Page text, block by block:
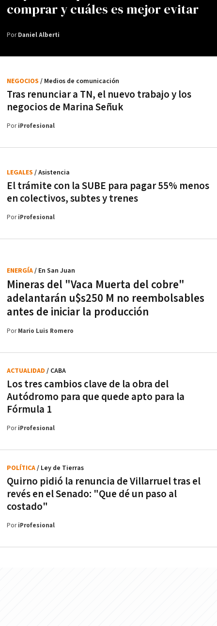
comprar y cuáles es mejor evitar
PorDaniel Alberti
Tras renunciar a TN, el nuevo trabajo y los
negocios de Marina Señuk
NEGOCIOS / Medios de comunicación
PoriProfesional
El trámite con la SUBE para pagar 55% menos
en colectivos, subtes y trenes
LEGALES / Asistencia
PoriProfesional
Mineras del "Vaca Muerta del cobre"
adelantarán u$s250 M no reembolsables
antes de iniciar la producción
ENERGÍA/ En San Juan
PorMario Luis Romero
Los tres cambios clave de la obra del
Autódromo para que quede apto para la
Fórmula 1
ACTUALIDAD / CABA
PoriProfesional
Quirno pidió la renuncia de Villarruel tras el
revés en el Senado: "Que dé un paso al
costado"
POLÍTICA/ Ley de Tierras
PoriProfesional